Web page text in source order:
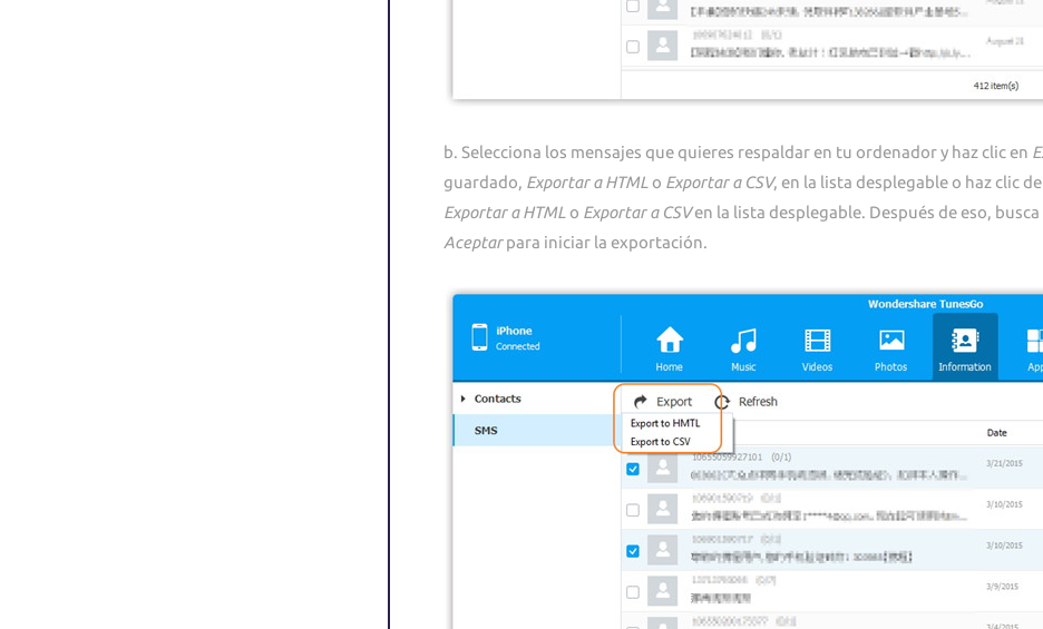
b. Selecciona los mensajes que quieres respaldar en tu ordenador y haz clic en
guardado, Exportar a HTML o Exportar a CSV, en la lista desplegable o haz clic
Exportar a HTML o Exportar a CSVen la lista desplegable. Después de eso,
Aceptarpara iniciar la exportación.